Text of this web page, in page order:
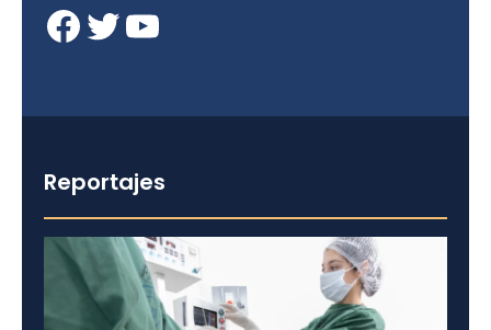
Facebook Twitter YouTube
Reportajes